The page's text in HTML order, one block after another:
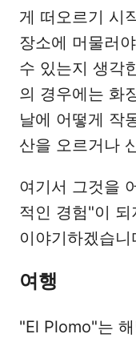
게 떠오르기 시
장소에 머물러
수 있는지 생각
의 경우에는 화
날에 어떻게 작
산을 오르거나
여기서 그것을
적인 경험"이
이야기하겠습니
여행
"El Plomo"는